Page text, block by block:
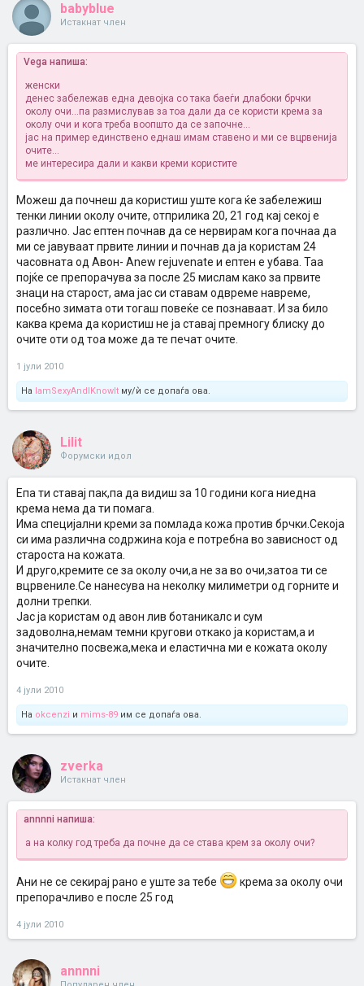
babyblue
Истакнат член
Vega напиша:
женски
денес забележав една девојка со така баеѓи длабоки брчки
околу очи...па размислував за тоа дали да се користи крема за
околу очи и кога треба воопшто да се започне...
јас на пример единствено еднаш имам ставено и ми се вцрвенија
очите...
ме интересира дали и какви креми користите
Можеш да почнеш да користиш уште кога ќе забележиш
тенки линии околу очите, отприлика 20, 21 год кај секој е
различно. Јас ептен почнав да се нервирам кога почнаа да
ми се јавуваат првите линии и почнав да ја користам 24
часовната од Авон- Аnew rejuvenate и ептен е убава. Таа
појќе се препорачува за после 25 мислам како за првите
знаци на старост, ама јас си ставам одвреме навреме,
посебно зимата оти тогаш повеќе се познаваат. И за било
каква крема да користиш не ја ставај премногу блиску до
очите оти од тоа може да те печат очите.
1 јули 2010
На IamSexyAndIKnowIt му/ѝ се допаѓа ова.
Lilit
Форумски идол
Епа ти ставај пак,па да видиш за 10 години кога ниедна
крема нема да ти помага.
Има специјални креми за помлада кожа против брчки.Секоја
си има различна содржина која е потребна во зависност од
староста на кожата.
И друго,кремите се за околу очи,а не за во очи,затоа ти се
вцрвениле.Се нанесува на неколку милиметри од горните и
долни трепки.
Јас ја користам од авон лив ботаникалс и сум
задоволна,немам темни кругови откако ја користам,а и
значително посвежа,мека и еластична ми е кожата околу
очите.
4 јули 2010
На okcenzi и mims-89 им се допаѓа ова.
zverka
Истакнат член
annnni напиша:
а на колку год треба да почне да се става крем за околу очи?
Ани не се секирај рано е уште за тебе
крема за околу очи
препорачливо е после 25 год
4 јули 2010
annnni